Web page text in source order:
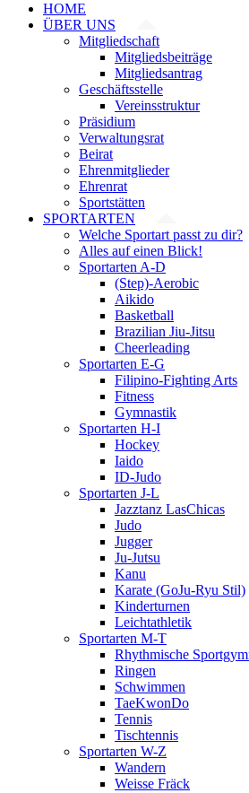
HOME
ÜBER UNS
Mitgliedschaft
Mitgliedsbeiträge
Mitgliedsantrag
Geschäftsstelle
Vereinsstruktur
Präsidium
Verwaltungsrat
Beirat
Ehrenmitglieder
Ehrenrat
Sportstätten
SPORTARTEN
Welche Sportart passt zu dir?
Alles auf einen Blick!
Sportarten A-D
(Step)-Aerobic
Aikido
Basketball
Brazilian Jiu-Jitsu
Cheerleading
Sportarten E-G
Filipino-Fighting Arts
Fitness
Gymnastik
Sportarten H-I
Hockey
Iaido
ID-Judo
Sportarten J-L
Jazztanz LasChicas
Judo
Jugger
Ju-Jutsu
Kanu
Karate (GoJu-Ryu Stil)
Kinderturnen
Leichtathletik
Sportarten M-T
Rhythmische
Ringen
Schwimmen
TaeKwonDo
Tennis
Tischtennis
Sportarten W-Z
Wandern
Weisse Fräck